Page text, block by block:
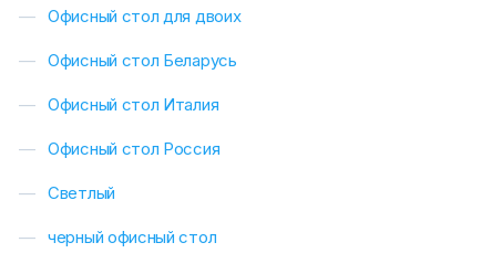
Офисный стол для двоих
Офисный стол Беларусь
Офисный стол Италия
Офисный стол Россия
Светлый
черный офисный стол